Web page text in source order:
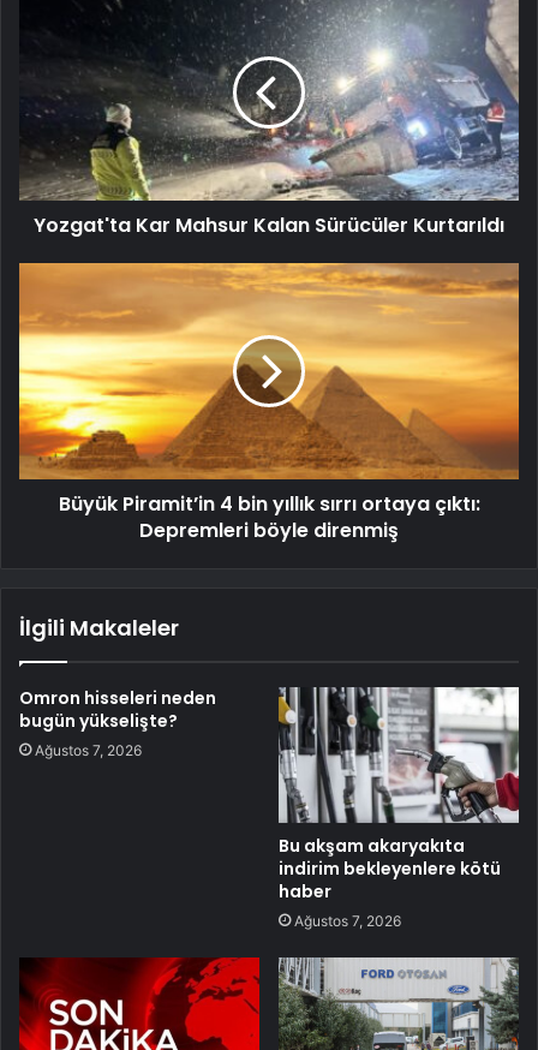
Yozgat'ta Kar Mahsur Kalan Sürücüler Kurtarıldı
Büyük Piramit’in 4 bin yıllık sırrı ortaya çıktı:
Depremleri böyle direnmiş
İlgili Makaleler
Omron hisseleri neden
bugün yükselişte?
Ağustos 7, 2026
Bu akşam akaryakıta
indirim bekleyenlere kötü
haber
Ağustos 7, 2026